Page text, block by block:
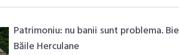
Patrimoniu: nu banii sunt problema.
Băile Herculane